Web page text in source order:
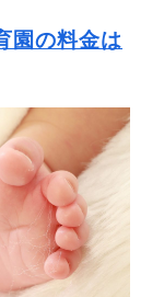
園の料金は